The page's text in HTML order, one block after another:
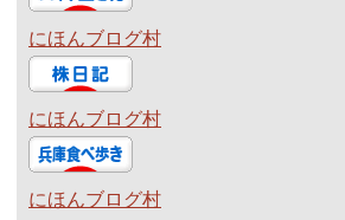
にほんブログ村
にほんブログ村
にほんブログ村